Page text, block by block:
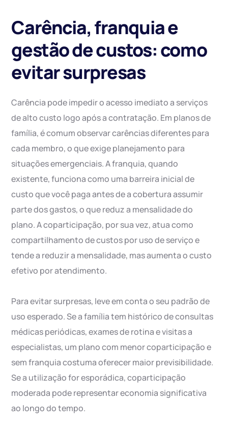
Carência, franquia e
gestão de custos: como
evitar surpresas
Carência pode impedir o acesso imediato a serviços
de alto custo logo após a contratação. Em planos de
família, é comum observar carências diferentes para
cada membro, o que exige planejamento para
situações emergenciais. A franquia, quando
existente, funciona como uma barreira inicial de
custo que você paga antes de a cobertura assumir
parte dos gastos, o que reduz a mensalidade do
plano. A coparticipação, por sua vez, atua como
compartilhamento de custos por uso de serviço e
tende a reduzir a mensalidade, mas aumenta o custo
efetivo por atendimento.
Para evitar surpresas, leve em conta o seu padrão de
uso esperado. Se a família tem histórico de consultas
médicas periódicas, exames de rotina e visitas a
especialistas, um plano com menor coparticipação e
sem franquia costuma oferecer maior previsibilidade.
Se a utilização for esporádica, coparticipação
moderada pode representar economia significativa
ao longo do tempo.